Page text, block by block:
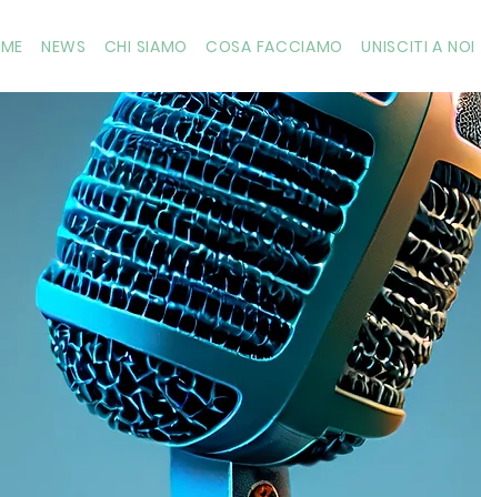
NEWS CHI SIAMO COSA FACCIAMO UNISCITI A NOI